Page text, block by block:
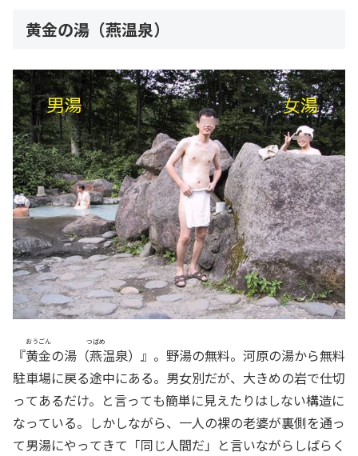
黄金の湯（燕温泉）
『黄金
おうごん
の湯（燕
つばめ
温泉）』。野湯の無料。河原の湯から無料
駐車場に戻る途中にある。男女別だが、大きめの岩で仕切
ってあるだけ。と言っても簡単に見えたりはしない構造に
なっている。しかしながら、一人の裸の老婆が裏側を通っ
て男湯にやってきて「同じ人間だ」と言いながらしばらく